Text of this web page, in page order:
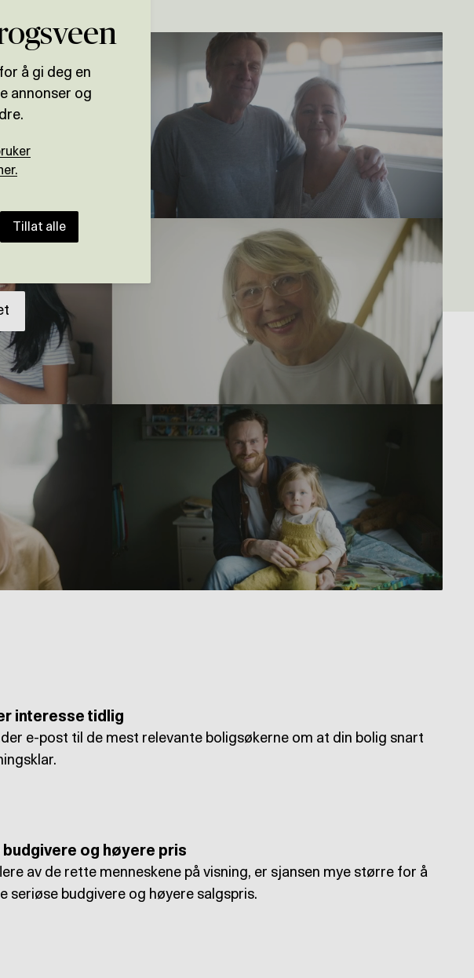
interesse tidlig
e-post til de mest relevante boligsøkerne om at din bolig snart
budgivere og høyere pris
av de rette menneskene på visning, er sjansen mye større for å
seriøse budgivere og høyere salgspris.
å gi deg en
annonser og
Tillat alle